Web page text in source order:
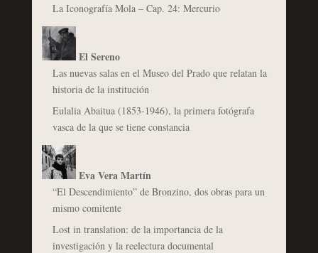
La Iconografía Mola – Cap. 24: Mercurio
El Sereno
Las nuevas salas en el Museo del Prado que relatan la
historia de la institución
Eulalia Abaitua (1853-1946), la primera fotógrafa
vasca de la que se tiene constancia
Eva Vera Martín
“El Descendimiento” de Bronzino, dos obras para un
mismo comitente
Lost in translation: de la importancia de la
investigación y la reelectura documental